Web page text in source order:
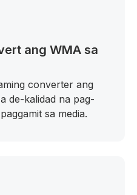
ang WMA sa
converter ang
de-kalidad na pag-
sa media.